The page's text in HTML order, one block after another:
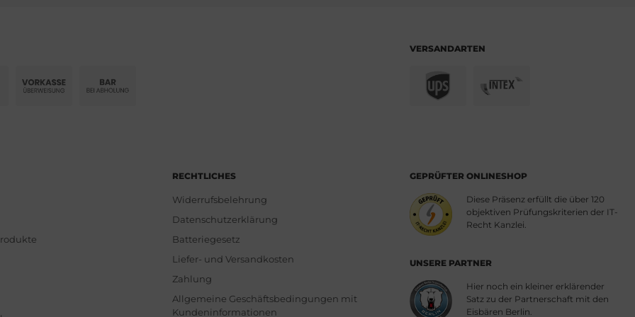
VERSANDARTEN
RECHTLICHES
Widerrufsbelehrung
Datenschutzerklärung
Batteriegesetz
Liefer- und Versandkosten
Zahlung
Allgemeine Geschäftsbedingungen mit
Kundeninformationen
GEPRÜFTER ONLINESHOP
Diese Präsenz erfüllt die über 120
objektiven Prüfungskriterien der IT-
Recht Kanzlei.
UNSERE PARTNER
Hier noch ein kleiner erklärender
Satz zu der Partnerschaft mit den
Eisbären Berlin.